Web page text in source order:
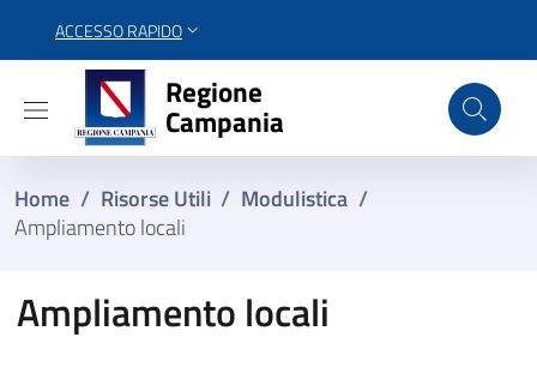
ACCESSO RAPIDO
Regione Campania
Regione
Campania
Home / Risorse Utili / Modulistica /
Ampliamento locali
Ampliamento locali